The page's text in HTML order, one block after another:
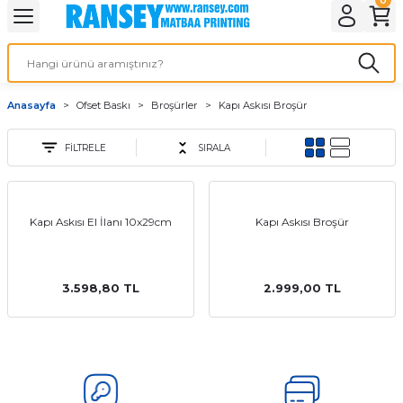
Geri Dön
Geri Dön
Geri Dön
Geri Dön
Ürünleri
Geri Dön
Geri Dön
Geri Dön
Anasayfa Ofset Baskı Broşürler Kapı Askısı Broşür
FİLTRELE SIRALA
Kapı Askısı El İlanı 10x29cm
3.598,80 TL
Kapı Askısı Broşür
2.999,00 TL